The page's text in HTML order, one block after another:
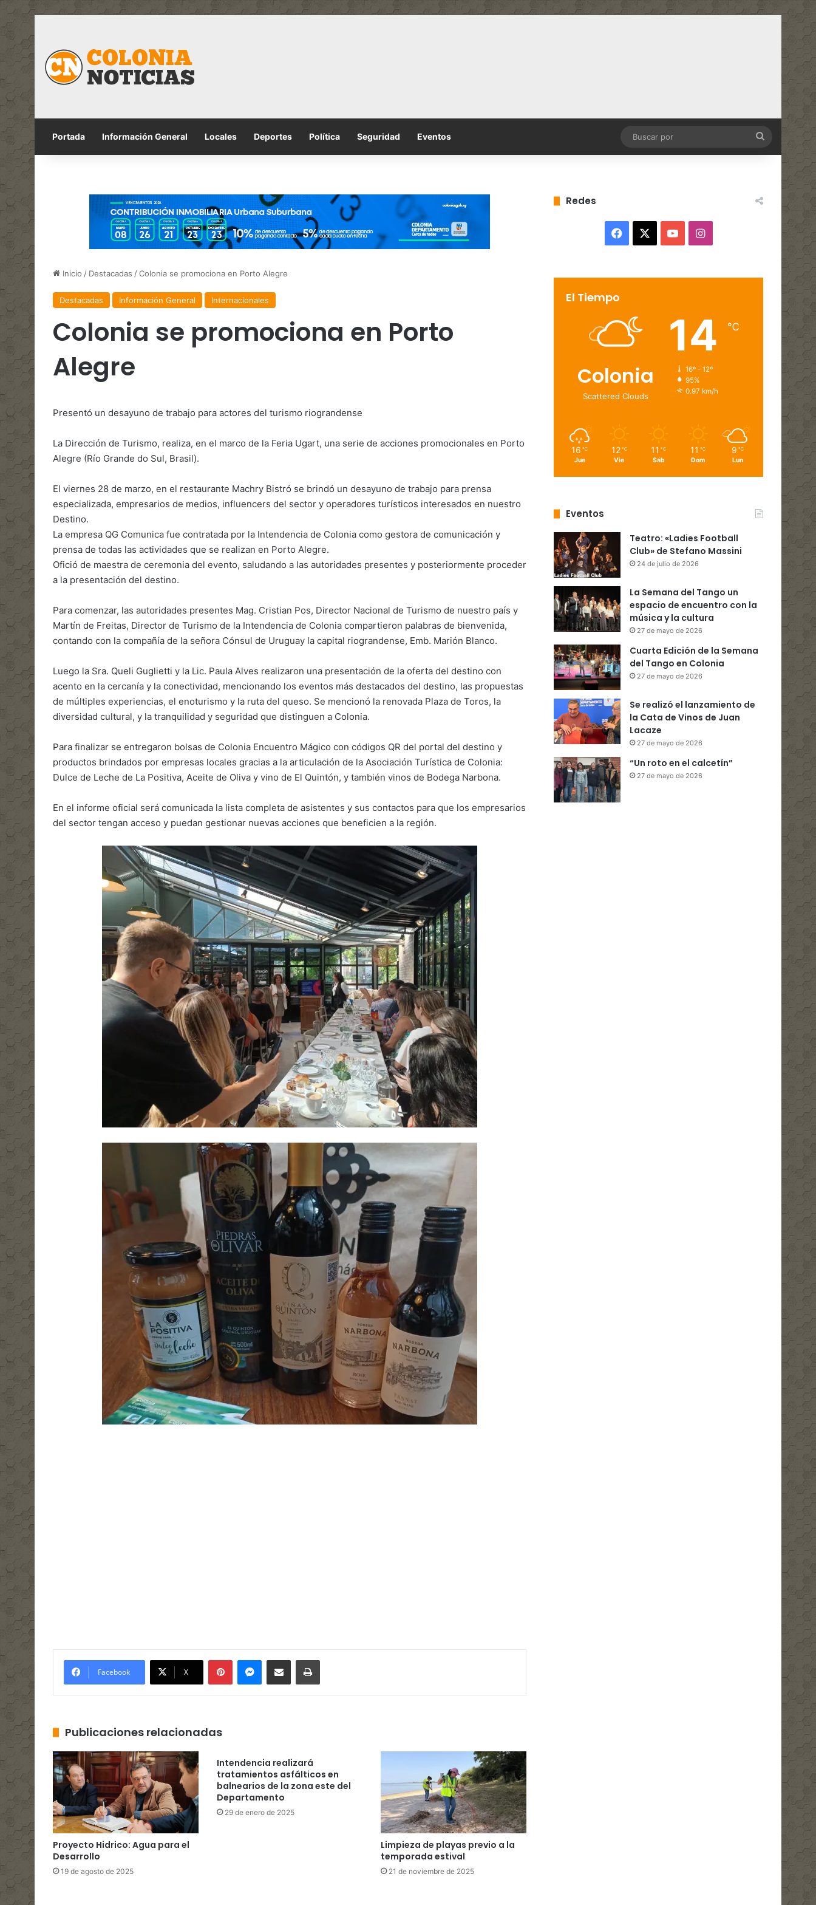
Portada Información General Locales Deportes Política Seguridad Eventos
por
Inicio / Destacadas /Colonia se promociona en Porto Alegre
Destacadas Información General Internacionales
Colonia se promociona en Porto
Alegre
Presentó un desayuno de trabajo para actores del turismo riograndense
La Dirección de Turismo, realiza, en el marco de la Feria Ugart, una serie de acciones promocionales en Porto
Alegre (Río Grande do Sul, Brasil).
El viernes 28 de marzo, en el restaurante Machry Bistró se brindó un desayuno de trabajo para prensa
especializada, empresarios de medios, influencers del sector y operadores turísticos interesados en nuestro
Destino.
La empresa QG Comunica fue contratada por la Intendencia de Colonia como gestora de comunicación y
prensa de todas las actividades que se realizan en Porto Alegre.
Ofició de maestra de ceremonia del evento, saludando a las autoridades presentes y posteriormente proceder
a la presentación del destino.
Para comenzar, las autoridades presentes Mag. Cristian Pos, Director Nacional de Turismo de nuestro país y
Martín de Freitas, Director de Turismo de la Intendencia de Colonia compartieron palabras de bienvenida,
contando con la compañía de la señora Cónsul de Uruguay la capital riograndense, Emb. Marión Blanco.
Luego la Sra. Queli Guglietti y la Lic. Paula Alves realizaron una presentación de la oferta del destino con
acento en la cercanía y la conectividad, mencionando los eventos más destacados del destino, las propuestas
de múltiples experiencias, el enoturismo y la ruta del queso. Se mencionó la renovada Plaza de Toros, la
diversidad cultural, y la tranquilidad y seguridad que distinguen a Colonia.
Para finalizar se entregaron bolsas de Colonia Encuentro Mágico con códigos QR del portal del destino y
productos brindados por empresas locales gracias a la articulación de la Asociación Turística de Colonia:
Dulce de Leche de La Positiva, Aceite de Oliva y vino de El Quintón, y también vinos de Bodega Narbona.
En el informe oficial será comunicada la lista completa de asistentes y sus contactos para que los empresarios
del sector tengan acceso y puedan gestionar nuevas acciones que beneficien a la región.
Facebook X
PinterestMessengerCompartir por correo electrónicoImprimir
Publicaciones relacionadas
Proyecto Hidrico: Agua para el
Desarrollo
19 de agosto de 2025
Intendencia realizará
tratamientos asfálticos en
balnearios de la zona este del
Departamento
29 de enero de 2025
Limpieza de playas previo a la
temporada estival
21 de noviembre de 2025
Redes
Facebook YouTubeInstagram
El Tiempo
Colonia
Scattered Clouds
14 ℃
16º - 12º
95%
0.97 km/h
16 ℃
Jue
12 ℃
Vie
11 ℃
Sáb
11 ℃
Dom
9 ℃
Lun
Eventos
Teatro: «Ladies Football
Club» de Stefano Massini
24 de julio de 2026
La Semana del Tango un
espacio de encuentro con la
música y la cultura
27 de mayo de 2026
Cuarta Edición de la Semana
del Tango en Colonia
27 de mayo de 2026
Se realizó el lanzamiento de
la Cata de Vinos de Juan
Lacaze
27 de mayo de 2026
“Un roto en el calcetín”
27 de mayo de 2026